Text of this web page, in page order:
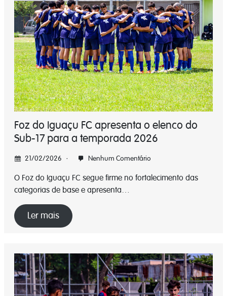
Foz do Iguaçu FC apresenta o elenco do
Sub-17 para a temporada 2026
21/02/2026 Nenhum Comentário
O Foz do Iguaçu FC segue firme no fortalecimento das
categorias de base e apresenta…
Ler mais